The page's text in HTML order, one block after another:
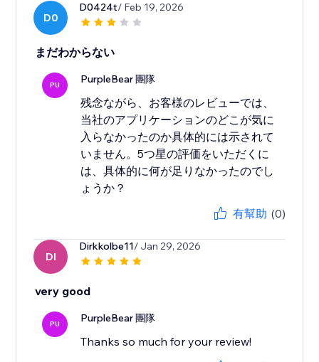
D0
D0424t/ Feb 19, 2026
まだわからない
PU PurpleBear 團隊
残念ながら、お客様のレビューでは、
当社のアプリケーションのどこが気に
入らなかったのか具体的には示されて
いません。5つ星の評価をいただくに
は、具体的に何が足りなかったのでし
ょうか？
有幫助 (0)
DI
Dirkkolbe11/ Jan 29, 2026
very good
PU PurpleBear 團隊
Thanks so much for your review!